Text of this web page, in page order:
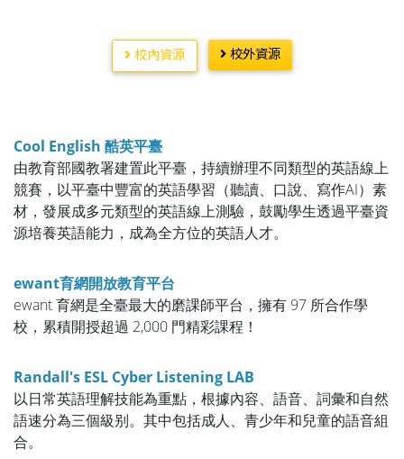
校內資源 校外資源
Cool English 酷英平臺
由教育部國教署建置此平臺，持續辦理不同類型的英語線上
競賽，以平臺中豐富的英語學習（聽讀、口說、寫作AI）素
材，發展成多元類型的英語線上測驗，鼓勵學生透過平臺資
源培養英語能力，成為全方位的英語人才。
ewant育網開放教育平台
ewant 育網是全臺最大的磨課師平台，擁有 97 所合作學
校，累積開授超過 2,000 門精彩課程！
Randall's ESL Cyber Listening LAB
以日常英語理解技能為重點，根據內容、語音、詞彙和自然
語速分為三個級别。其中包括成人、青少年和兒童的語音組
合。